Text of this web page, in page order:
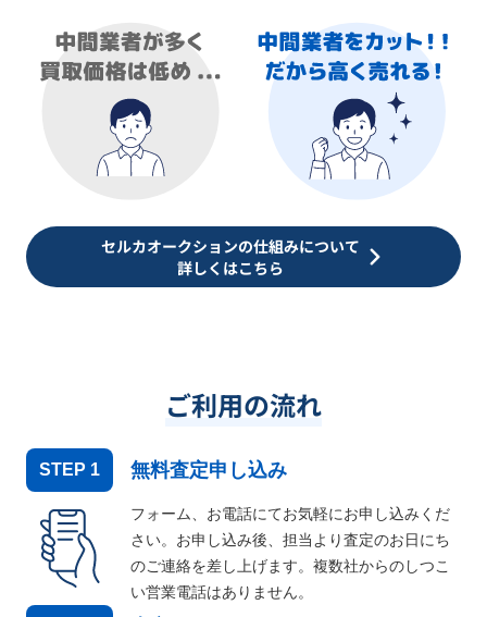
セルカオークションの仕組みについて
詳しくはこちら
ご利用の流れ
STEP 1 無料査定申し込み
フォーム、お電話にてお気軽にお申し込みくだ
さい。お申し込み後、担当より査定のお日にち
のご連絡を差し上げます。複数社からのしつこ
い営業電話はありません。